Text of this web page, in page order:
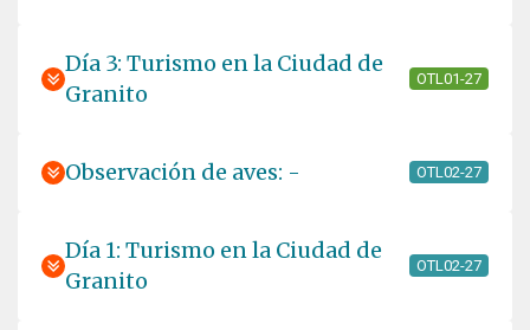
Día 3: Turismo en la Ciudad de
Granito
OTL01-27
Observación de aves: - OTL02-27
Día 1: Turismo en la Ciudad de
Granito
OTL02-27